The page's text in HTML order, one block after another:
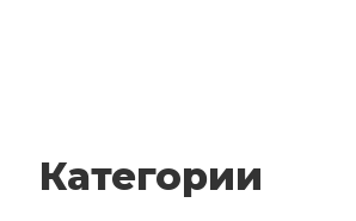
Категории